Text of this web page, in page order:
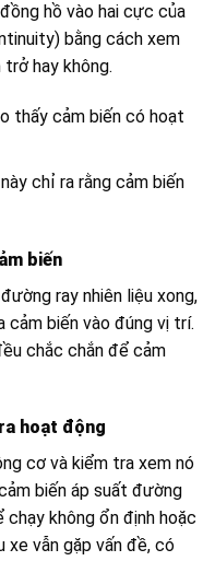
hồ vào hai cực của
bằng cách xem
hay không.
thấy cảm biến có hoạt
chỉ ra rằng cảm biến
biến
ray nhiên liệu xong,
cảm biến vào đúng vị trí.
chắc chắn để cảm
hoạt động
cơ và kiểm tra xem nó
biến áp suất đường
không ổn định hoặc
vẫn gặp vấn đề, có